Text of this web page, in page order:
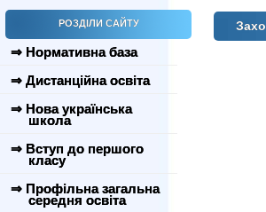
РОЗДІЛИ САЙТУ
⇒ Нормативна база
⇒ Дистанційна освіта
⇒ Нова українська
школа
⇒ Вступ до першого
класу
⇒ Профільна загальна
середня освіта